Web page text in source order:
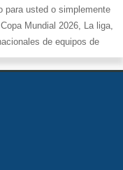
para usted o simplemente
Mundial 2026, La liga,
de equipos de
en la tienda deportiva
las camisetas del club
a los precios más bajos!